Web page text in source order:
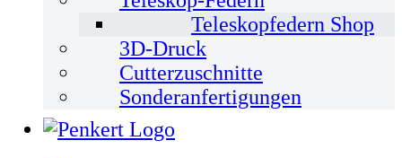
Teleskopfedern Shop
3D-Druck
Cutterzuschnitte
Sonderanfertigungen